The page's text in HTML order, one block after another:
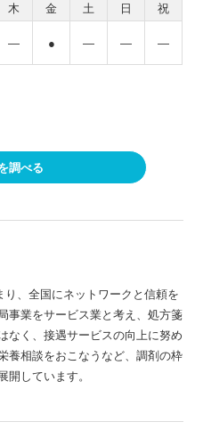
木 金 土 日
祝
― ● ― ― ―
調べる
、全国にネットワークと信頼を
事業をサービス業と考え、処方箋
なく、接遇サービスの向上に努め
養相談をおこなうなど、調剤の枠
しています。